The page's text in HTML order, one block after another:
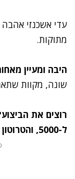
עדי אשכנזי
מתוקות.
היבה ומעיין
שונה, מקוות
רוצים את
ל-5000, והטרוטון אצלכם.